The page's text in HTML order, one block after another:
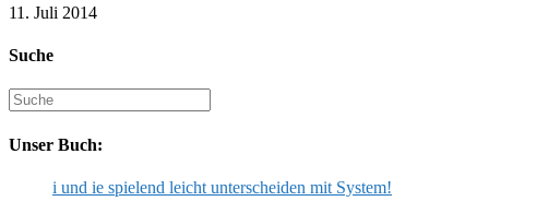
11. Juli 2014
Suche
Suche
nach:
Unser Buch:
i und ie spielend leicht unterscheiden mit System!